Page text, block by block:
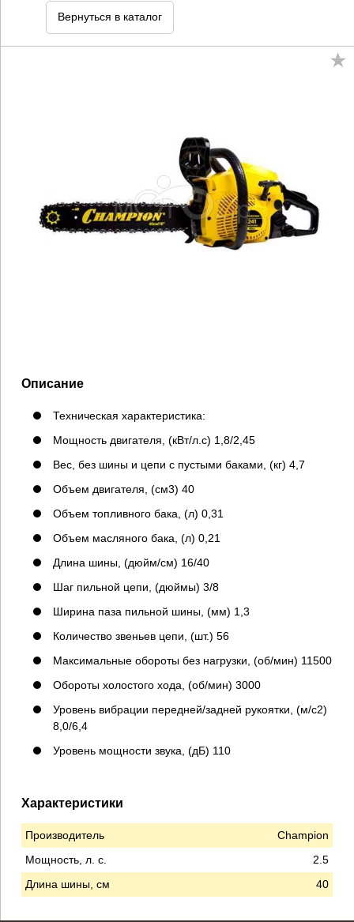
Вернуться в каталог
Описание
Техническая характеристика:
Мощность двигателя, (кВт/л.с) 1,8/2,45
Вес, без шины и цепи с пустыми баками, (кг) 4,7
Объем двигателя, (см3) 40
Объем топливного бака, (л) 0,31
Объем масляного бака, (л) 0,21
Длина шины, (дюйм/см) 16/40
Шаг пильной цепи, (дюймы) 3/8
Ширина паза пильной шины, (мм) 1,3
Количество звеньев цепи, (шт.) 56
Максимальные обороты без нагрузки, (об/мин) 11500
Обороты холостого хода, (об/мин) 3000
Уровень вибрации передней/задней рукоятки, (м/с2)
8,0/6,4
Уровень мощности звука, (дБ) 110
Характеристики
Производитель
Champion
Мощность, л. с.
2.5
Длина шины, см
40